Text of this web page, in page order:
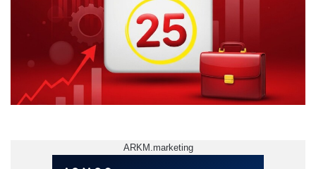
versucht er, ungewöhnliche Blickwinkel zu
finden und vor allem die Hochhäuser in einer
Art und Weise zu zeigen, die nicht alltäglich ist.
Seit Neuestem setzt er dazu auch eine
analoge Großformatkamera ein.
ARKM.marketing